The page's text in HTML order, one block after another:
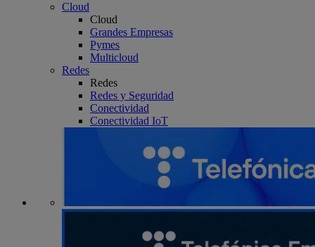
Cloud
Cloud
Grandes Empresas
Pymes
Multicloud
Redes
Redes
Redes y Seguridad
Conectividad
Conectividad IoT